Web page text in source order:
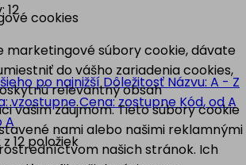
12
po najnižšíDôležitosť Názvu: A - Z
vzostupneCena: zostupne Kód, od A
A
12 položiek
cookies
marketingové súbory cookie, dávate
do vášho zariadenia cookies,
relevantný obsah
vašim záujmom. Tieto súbory cookie
nami alebo našimi reklamnými
našich stránok. Ich